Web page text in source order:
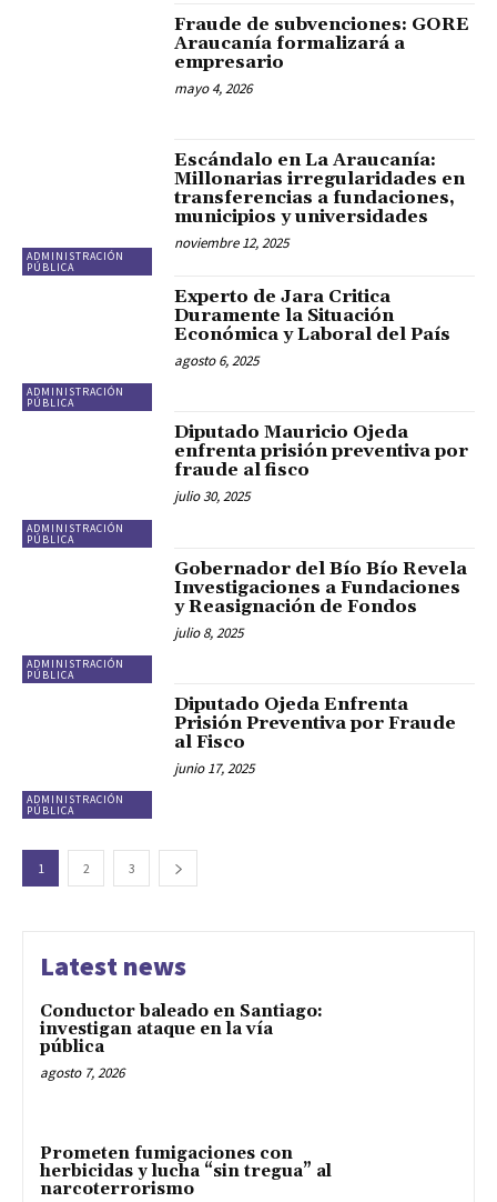
Fraude de subvenciones: GORE
Araucanía formalizará a
empresario
mayo 4, 2026
ADMINISTRACIÓN
PÚBLICA
Escándalo en La Araucanía:
Millonarias irregularidades en
transferencias a fundaciones,
municipios y universidades
noviembre 12, 2025
ADMINISTRACIÓN
PÚBLICA
Experto de Jara Critica
Duramente la Situación
Económica y Laboral del País
agosto 6, 2025
ADMINISTRACIÓN
PÚBLICA
Diputado Mauricio Ojeda
enfrenta prisión preventiva por
fraude al fisco
julio 30, 2025
ADMINISTRACIÓN
PÚBLICA
Gobernador del Bío Bío Revela
Investigaciones a Fundaciones
y Reasignación de Fondos
julio 8, 2025
ADMINISTRACIÓN
PÚBLICA
Diputado Ojeda Enfrenta
Prisión Preventiva por Fraude
al Fisco
junio 17, 2025
1 2 3
Latest news
Conductor baleado en Santiago:
investigan ataque en la vía
pública
agosto 7, 2026
Prometen fumigaciones con
herbicidas y lucha “sin tregua” al
narcoterrorismo